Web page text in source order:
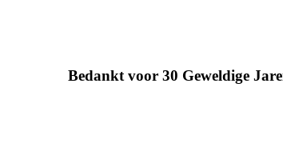
Bedankt voor 30 Geweldige